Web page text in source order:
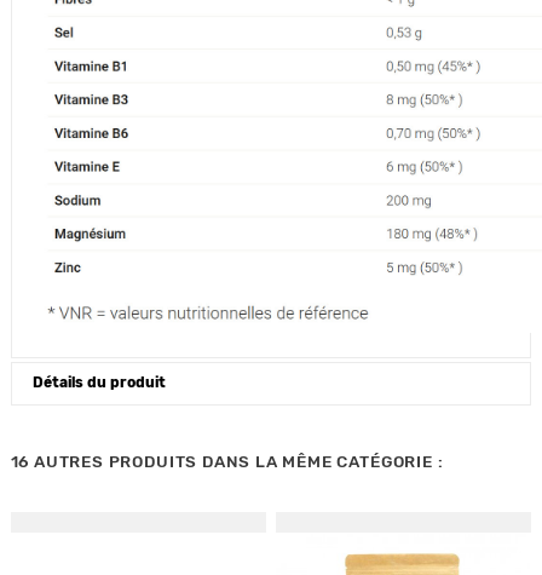
Détails du produit
16 AUTRES PRODUITS DANS LA MÊME CATÉGORIE :